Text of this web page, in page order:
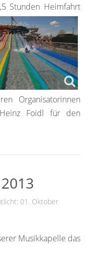
Stunden Heimfahrt
Organisatorinnen
Foidl für den
01. Oktober
Musikkapelle das